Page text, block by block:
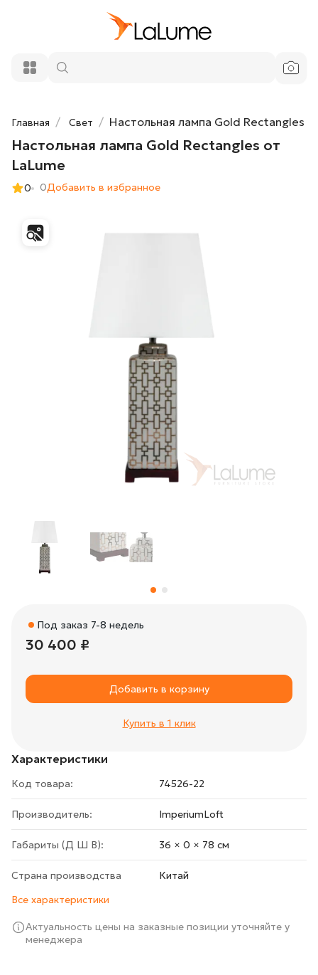
Главная Свет Настольная лампа Gold Rectangles
Настольная лампа Gold Rectangles от
LaLume
0 0Добавить в избранное
Характеристики
Код товара: 74526-22
Производитель: ImperiumLoft
Габариты (Д Ш В): 36 × 0 × 78 cм
Страна производства
Китай
Все характеристики
Актуальность цены на заказные позиции уточняйте у
менеджера
Под заказ 7-8 недель
30 400 ₽
Добавить в корзину
Купить в 1 клик